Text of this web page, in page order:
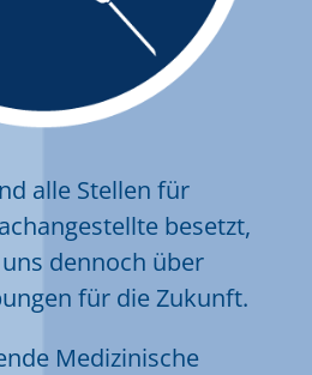
alle Stellen für
besetzt,
dennoch über
für die Zukunft.
Medizinische